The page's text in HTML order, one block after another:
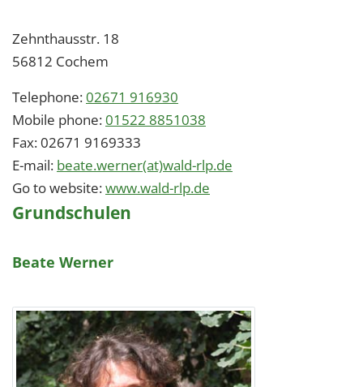
Zehnthausstr. 18
56812 Cochem
Telephone:02671 916930
Mobile phone:01522 8851038
Fax:02671 9169333
E-mail: beate.werner(at)wald-rlp.de
Go to website:www.wald-rlp.de
Grundschulen
Beate Werner